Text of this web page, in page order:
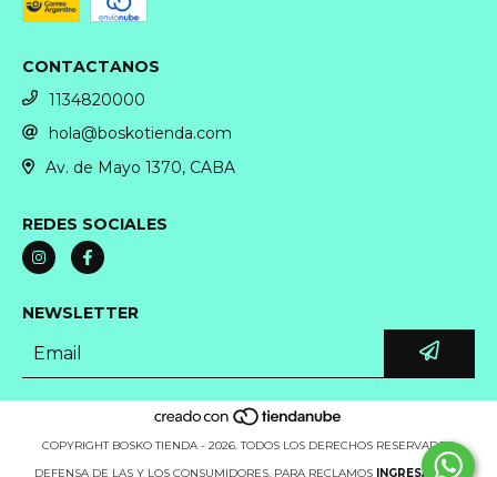
CONTACTANOS
1134820000
hola@boskotienda.com
Av. de Mayo 1370, CABA
REDES SOCIALES
NEWSLETTER
COPYRIGHT BOSKO TIENDA - 2026. TODOS LOS DERECHOS RESERVADOS.
DEFENSA DE LAS Y LOS CONSUMIDORES. PARA RECLAMOS
INGRESÁ ACÁ.